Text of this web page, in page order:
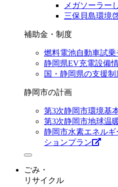
メガソーラー
三保貝島環境
補助金・制度
燃料電池自動車試
静岡県EV充電設備
国・静岡県の支援制
静岡市の計画
第3次静岡市環境基
第3次静岡市地球温
静岡市水素エネル
ションプラン
ごみ・
リサイクル